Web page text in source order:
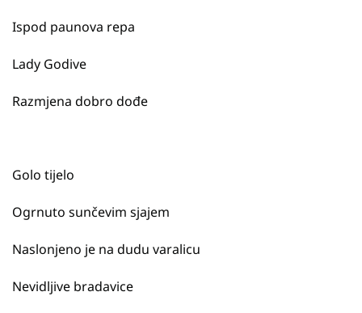
Ispod paunova repa
Lady Godive
Razmjena dobro dođe
Golo tijelo
Ogrnuto sunčevim sjajem
Naslonjeno je na dudu varalicu
Nevidljive bradavice